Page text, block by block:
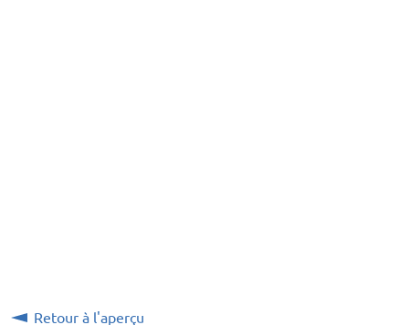
Retour à l'aperçu